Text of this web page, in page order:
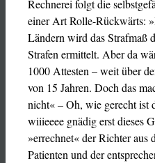
Rechnerei folgt die
einer Art Rolle-Rückwärts:
Ländern wird das Strafmaß
Strafen ermittelt. Aber da
1000 Attesten – weit über
von 15 Jahren. Doch das
nicht« – Oh, wie gerecht ist
wiiieeee gnädig erst dieses
»errechnet« der Richter aus
Patienten und der